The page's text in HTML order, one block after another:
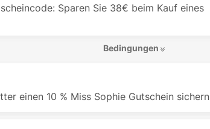
Sparen Sie 38€ beim Kauf eines
Bedingungen
einen 10 % Miss Sophie Gutschein sichern